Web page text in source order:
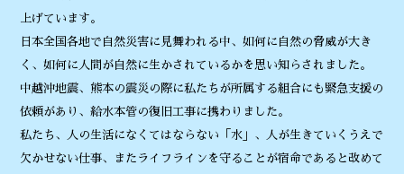
上げています。
日本全国各地で自然災害に見舞われる中、如何に自然の脅威が大き
く、如何に人間が自然に生かされているかを思い知らされました。
中越沖地震、熊本の震災の際に私たちが所属する組合にも緊急支援の
依頼があり、給水本管の復旧工事に携わりました。
私たち、人の生活になくてはならない「水」、人が生きていくうえで
欠かせない仕事、またライフラインを守ることが宿命であると改めて